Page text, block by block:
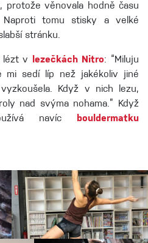
protože věnovala hodně času
tomu stisky a velké
stránku.
lézt v lezečkách Nitro: “Miluju
mi sedí líp než jakékoliv jiné
Když v nich lezu,
nad svýma nohama.” Když
navíc
bouldermatku